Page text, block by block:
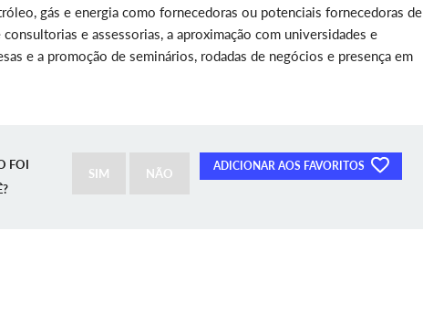
gás e energia como fornecedoras ou potenciais fornecedoras de
e assessorias, a aproximação com universidades e
e a promoção de seminários, rodadas de negócios e presença em
ADICIONAR AOS FAVORITOS
FOI
SIM NÃO